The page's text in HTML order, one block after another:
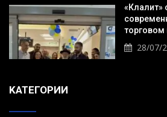
«Клалит»
торговом
28/07/
KАТЕГОРИИ